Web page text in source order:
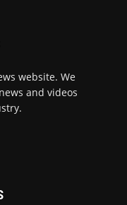
website. We
and videos